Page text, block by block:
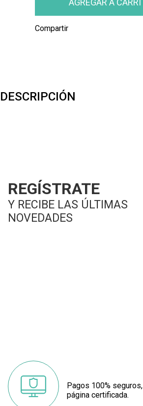
Compartir
DESCRIPCIÓN
REGÍSTRATE
Y RECIBE LAS ÚLTIMAS
NOVEDADES
Pagos 100% seguros,
página certificada.